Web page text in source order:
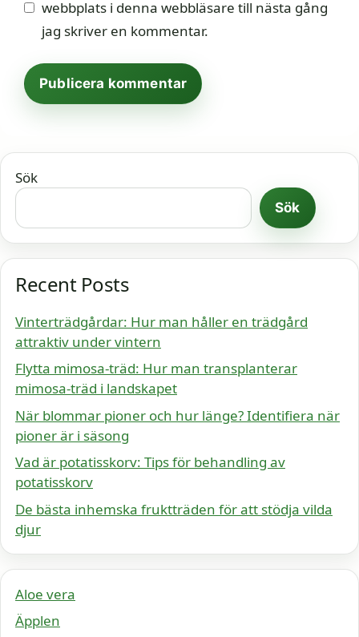
webbplats i denna webbläsare till nästa gång
jag skriver en kommentar.
Sök
Sök
Recent Posts
Vinterträdgårdar: Hur man håller en trädgård
attraktiv under vintern
Flytta mimosa-träd: Hur man transplanterar
mimosa-träd i landskapet
När blommar pioner och hur länge? Identifiera när
pioner är i säsong
Vad är potatisskorv: Tips för behandling av
potatisskorv
De bästa inhemska fruktträden för att stödja vilda
djur
Aloe vera
Äpplen